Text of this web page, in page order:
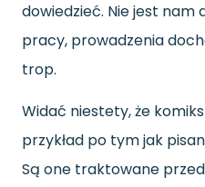
dowiedzieć. Nie jest
pracy, prowadzenia
trop.
Widać niestety, że
przykład po tym jak
Są one traktowane